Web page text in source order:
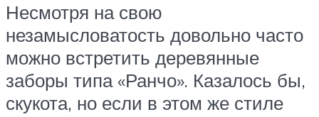
Несмотря на свою
незамысловатость довольно часто
можно встретить деревянные
заборы типа «Ранчо». Казалось бы,
скукота, но если в этом же стиле